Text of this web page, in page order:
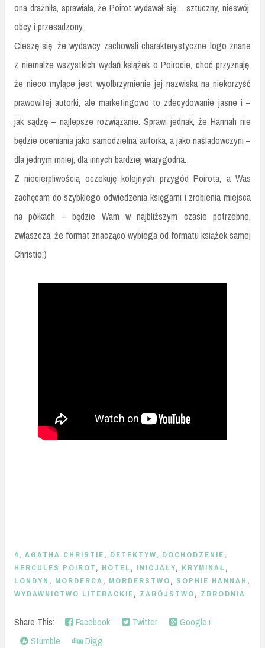
ona drażniła, sprawiała, że Poirot wydawał się… sztuczny, nieswój,
obcy i przesadzony.
Cieszę się, że wydawcy zachowali charakterystyczne logo znane
z niemalże wszystkich wydań książek o Poirocie, choć przyznaję,
że nieco mylące jest wyolbrzymienie jej nazwiska na niekorzyść
prawowitej autorki, ale marketingowo to zdecydowanie jasne i –
jak sądzę – najlepsze rozwiązanie. Sprawi jednak, że Hannah nie
będzie oceniania jako samodzielna autorka, a jako naśladowczyni –
dla jednym mniej, dla innych bardziej wiarygodna.
Z niecierpliwością oczekuję kolejnych przygód Poirota, a Was
zachęcam do szybkiego odwiedzenia księgarni i zrobienia miejsca
na półkach – będzie Wam w najbliższym czasie potrzebne,
zwłaszcza, że format znacząco wybiega od formatu książek samej
Christie;)
4, AGATHA CHRISTIE, DETEKTYW, DOCHODZENIE,
HERCULES POIROT, HOTEL, INICJAŁY, KRYMINAŁ,
LONDYN , MORDERCA, MORDERSTWO, SOPHIE HANNAH ,
WYDAWNICTWO LITERACKIE, ZABÓJSTWO, ZBRODNIA
Share This: Facebook Twitter
Google+
Stumble
Digg